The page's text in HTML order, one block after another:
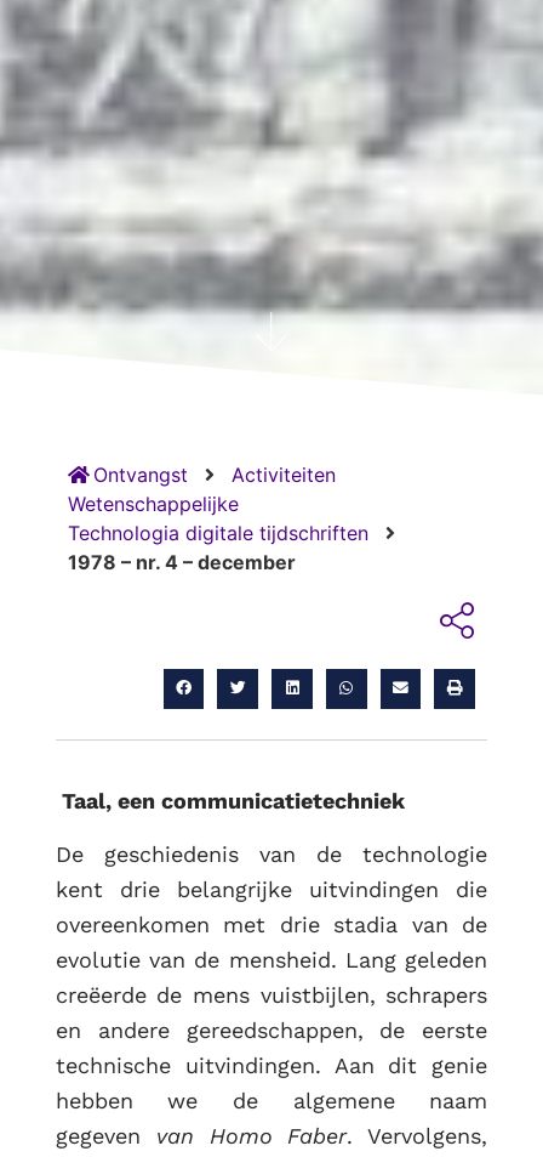
Ontvangst
Activiteiten
Wetenschappelijke
Technologia digitale tijdschriften
1978 – nr. 4 – december
Taal, een communicatietechniek
De geschiedenis van de technologie
kent drie belangrijke uitvindingen die
overeenkomen met drie stadia van de
evolutie van de mensheid. Lang geleden
creëerde de mens vuistbijlen, schrapers
en andere gereedschappen, de eerste
technische uitvindingen. Aan dit genie
hebben we de algemene naam
gegeven van Homo Faber. Vervolgens,